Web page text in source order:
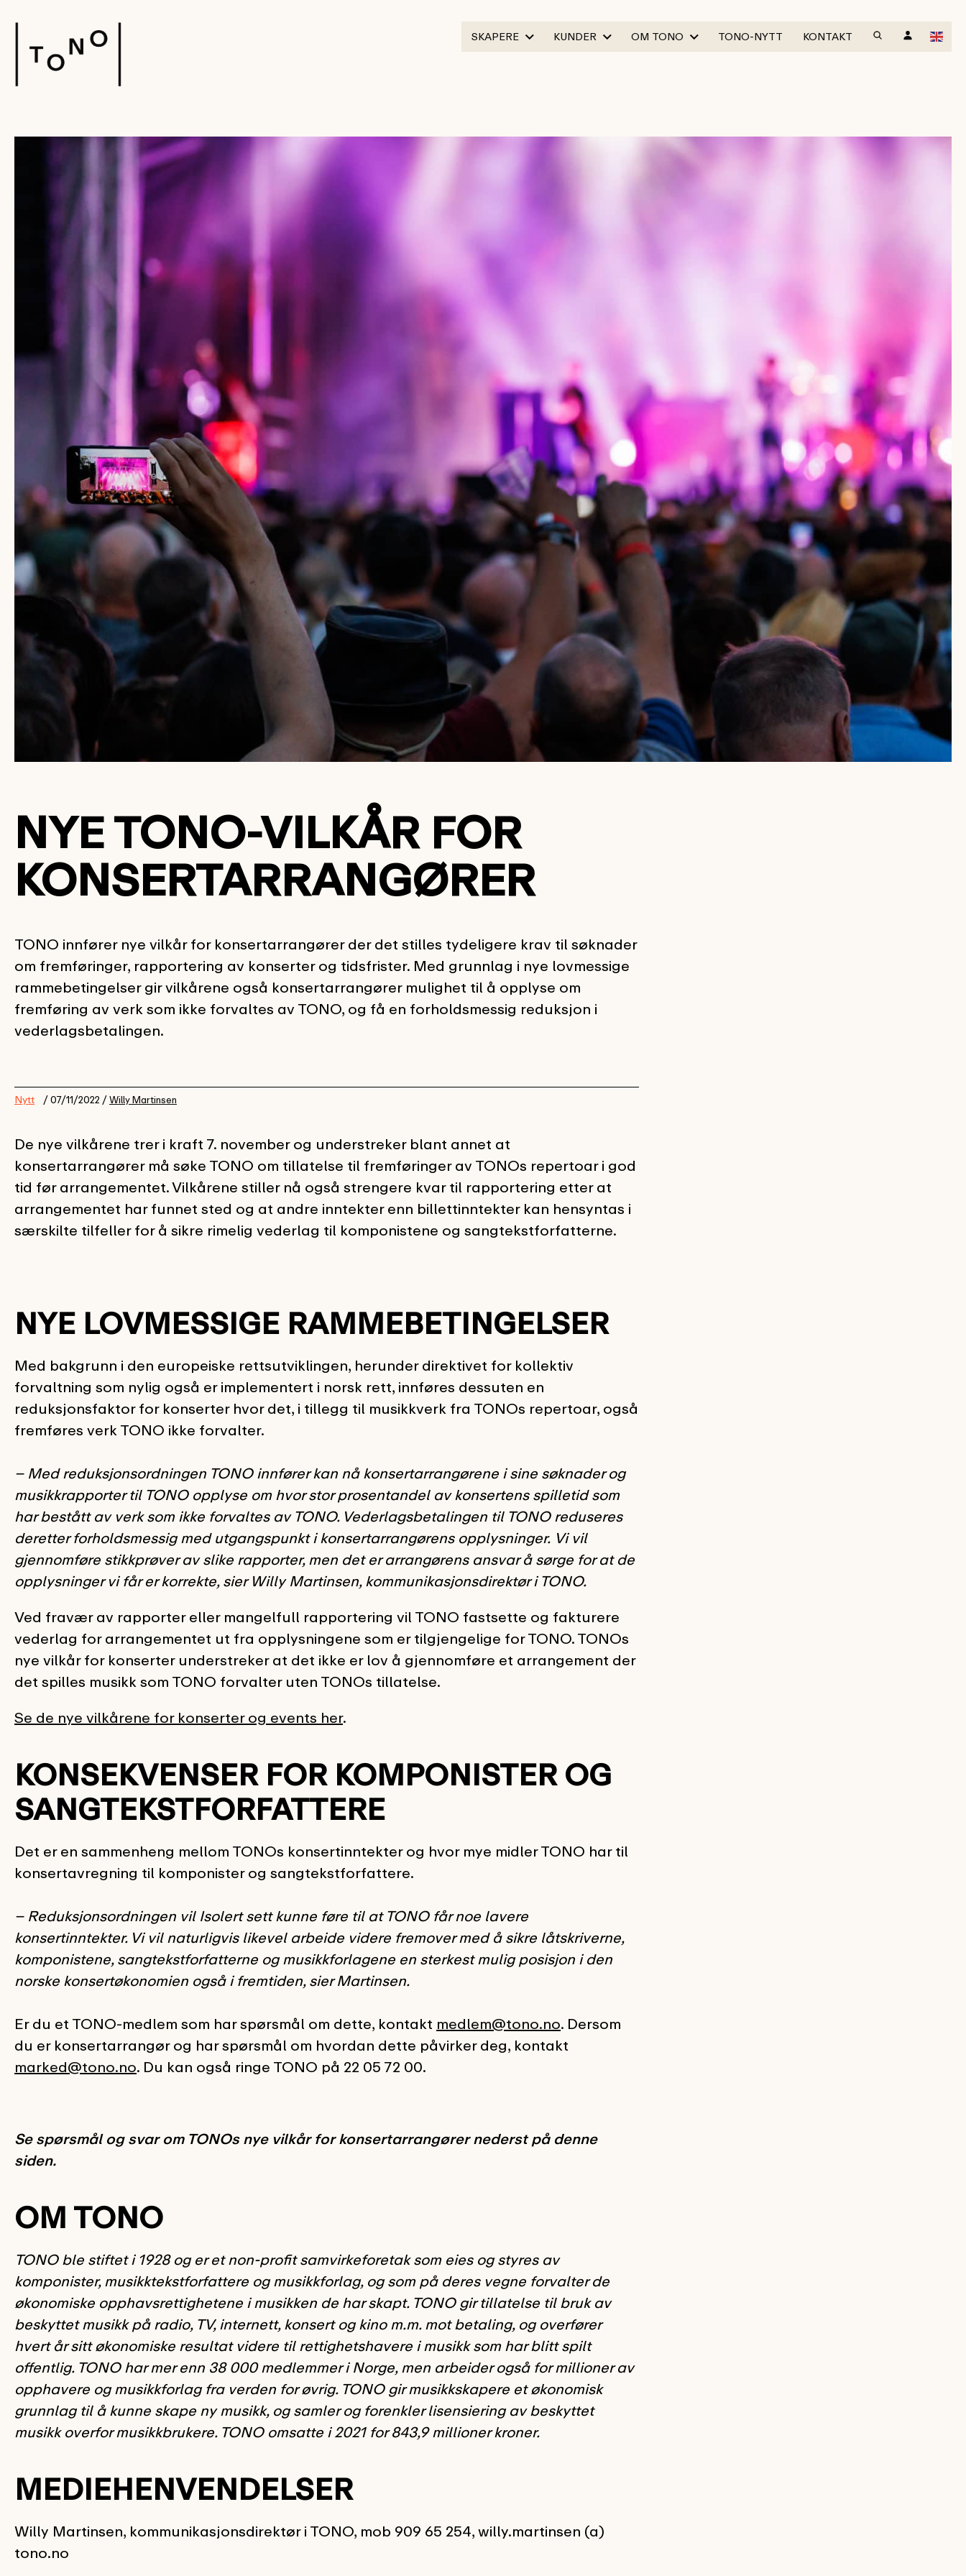
SKAPERE KUNDER OM TONO TONO-NYTT KONTAKT
NYE TONO-VILKÅR FOR
KONSERTARRANGØRER
TONO innfører nye vilkår for konsertarrangører der det stilles tydeligere krav til søknader
om fremføringer, rapportering av konserter og tidsfrister. Med grunnlag i nye lovmessige
rammebetingelser gir vilkårene også konsertarrangører mulighet til å opplyse om
fremføring av verk som ikke forvaltes av TONO, og få en forholdsmessig reduksjon i
vederlagsbetalingen.
Nytt / 07/11/2022 /Willy Martinsen
De nye vilkårene trer i kraft 7. november og understreker blant annet at
konsertarrangører må søke TONO om tillatelse til fremføringer av TONOs repertoar i god
tid før arrangementet. Vilkårene stiller nå også strengere kvar til rapportering etter at
arrangementet har funnet sted og at andre inntekter enn billettinntekter kan hensyntas i
særskilte tilfeller for å sikre rimelig vederlag til komponistene og sangtekstforfatterne.
NYE LOVMESSIGE RAMMEBETINGELSER
Med bakgrunn i den europeiske rettsutviklingen, herunder direktivet for kollektiv
forvaltning som nylig også er implementert i norsk rett, innføres dessuten en
reduksjonsfaktor for konserter hvor det, i tillegg til musikkverk fra TONOs repertoar, også
fremføres verk TONO ikke forvalter.
– Med reduksjonsordningen TONO innfører kan nå konsertarrangørene i sine søknader og
musikkrapporter til TONO opplyse om hvor stor prosentandel av konsertens spilletid som
har bestått av verk som ikke forvaltes av TONO. Vederlagsbetalingen til TONO reduseres
deretter forholdsmessig med utgangspunkt i konsertarrangørens opplysninger. Vi vil
gjennomføre stikkprøver av slike rapporter, men det er arrangørens ansvar å sørge for at de
opplysninger vi får er korrekte, sier Willy Martinsen, kommunikasjonsdirektør i TONO.
Ved fravær av rapporter eller mangelfull rapportering vil TONO fastsette og fakturere
vederlag for arrangementet ut fra opplysningene som er tilgjengelige for TONO. TONOs
nye vilkår for konserter understreker at det ikke er lov å gjennomføre et arrangement der
det spilles musikk som TONO forvalter uten TONOs tillatelse.
Se de nye vilkårene for konserter og events her.
KONSEKVENSER FOR KOMPONISTER OG
SANGTEKSTFORFATTERE
Det er en sammenheng mellom TONOs konsertinntekter og hvor mye midler TONO har til
konsertavregning til komponister og sangtekstforfattere.
– Reduksjonsordningen vil Isolert sett kunne føre til at TONO får noe lavere
konsertinntekter. Vi vil naturligvis likevel arbeide videre fremover med å sikre låtskriverne,
komponistene, sangtekstforfatterne og musikkforlagene en sterkest mulig posisjon i den
norske konsertøkonomien også i fremtiden, sier Martinsen.
Er du et TONO-medlem som har spørsmål om dette, kontakt medlem@tono.no. Dersom
du er konsertarrangør og har spørsmål om hvordan dette påvirker deg, kontakt
marked@tono.no. Du kan også ringe TONO på 22 05 72 00.
Se spørsmål og svar om TONOs nye vilkår for konsertarrangører nederst på denne
siden.
OM TONO
TONO ble stiftet i 1928 og er et non-profit samvirkeforetak som eies og styres av
komponister, musikktekstforfattere og musikkforlag, og som på deres vegne forvalter de
økonomiske opphavsrettighetene i musikken de har skapt. TONO gir tillatelse til bruk av
beskyttet musikk på radio, TV, internett, konsert og kino m.m. mot betaling, og overfører
hvert år sitt økonomiske resultat videre til rettighetshavere i musikk som har blitt spilt
offentlig. TONO har mer enn 38 000 medlemmer i Norge, men arbeider også for millioner av
opphavere og musikkforlag fra verden for øvrig. TONO gir musikkskapere et økonomisk
grunnlag til å kunne skape ny musikk, og samler og forenkler lisensiering av beskyttet
musikk overfor musikkbrukere. TONO omsatte i 2021 for 843,9 millioner kroner.
MEDIEHENVENDELSER
Willy Martinsen, kommunikasjonsdirektør i TONO, mob 909 65 254, willy.martinsen (a)
tono.no